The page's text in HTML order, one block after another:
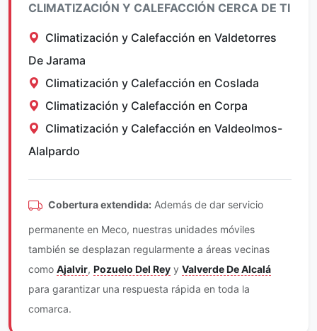
CLIMATIZACIÓN Y CALEFACCIÓN CERCA DE TI
Climatización y Calefacción en Valdetorres
De Jarama
Climatización y Calefacción en Coslada
Climatización y Calefacción en Corpa
Climatización y Calefacción en Valdeolmos-
Alalpardo
Cobertura extendida: Además de dar servicio
permanente en Meco, nuestras unidades móviles
también se desplazan regularmente a áreas vecinas
como Ajalvir, Pozuelo Del Rey y Valverde De Alcalá
para garantizar una respuesta rápida en toda la
comarca.